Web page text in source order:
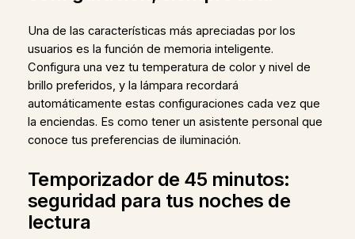
Una de las características más apreciadas por los
usuarios es la función de memoria inteligente.
Configura una vez tu temperatura de color y nivel de
brillo preferidos, y la lámpara recordará
automáticamente estas configuraciones cada vez que
la enciendas. Es como tener un asistente personal que
conoce tus preferencias de iluminación.
Temporizador de 45 minutos:
seguridad para tus noches de
lectura